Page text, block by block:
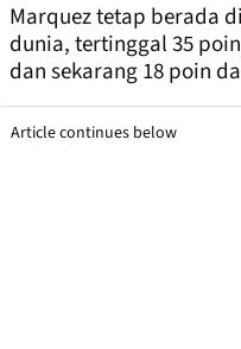
Marquez tetap berada
dunia, tertinggal 35
dan sekarang 18 poin
Article continues below